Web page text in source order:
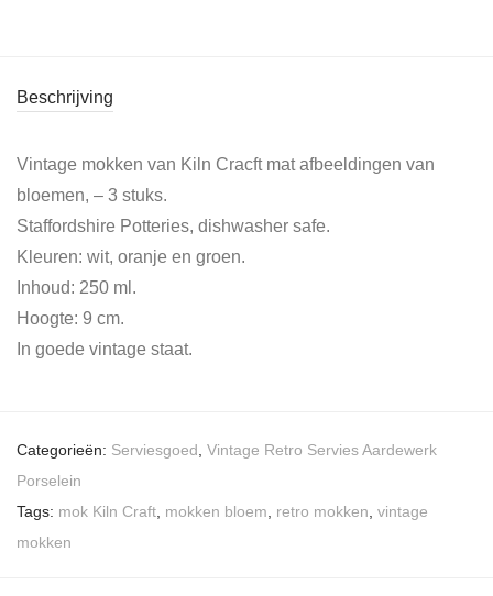
Beschrijving
Vintage mokken van Kiln Cracft mat afbeeldingen van
bloemen, – 3 stuks.
Staffordshire Potteries, dishwasher safe.
Kleuren: wit, oranje en groen.
Inhoud: 250 ml.
Hoogte: 9 cm.
In goede vintage staat.
Categorieën: Serviesgoed Vintage Retro Servies Aardewerk
Porselein
Tags: mok Kiln Craft mokken bloem retro mokken vintage
mokken